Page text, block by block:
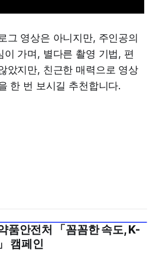
그 영상은 아니지만, 주인공의
이 가며, 별다른 촬영 기법, 편
았지만, 친근한 매력으로 영상
한 번 보시길 추천합니다.
품안전처 「꼼꼼한 속도, K-
캠페인